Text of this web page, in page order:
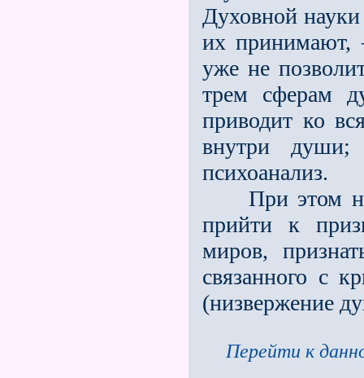
Духовной
их принимают,
уже не
трем сферам
приводит ко
внутри
психоанализ.
При этом
прийти к
миров,
связанного с
(низвержение
Перейти к